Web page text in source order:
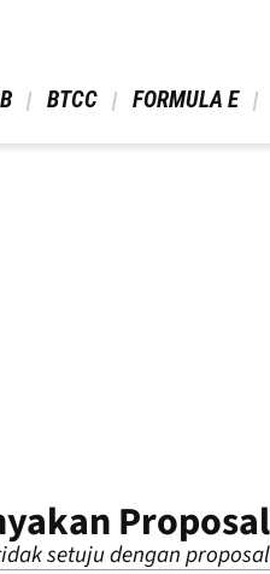
BTCC FORMULA E
setuju dengan